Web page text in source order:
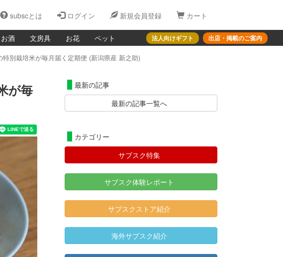
subscとは ログイン 新規会員登録 カート
お酒 文房具 お花 ペット 法人向けギフト 出店・掲載のご案内
特別栽培米が毎月届く定期便 (新潟県産 新之助)
が毎
最新の記事
最新の記事一覧へ
カテゴリー
サブスク特集
サブスク体験レポート
サブスクストア紹介
海外サブスク紹介